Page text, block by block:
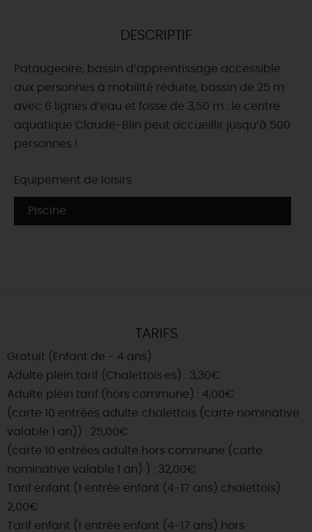
DEMAIN
CE WEEK-END
CETTE SEMAINE
TOUT L'AGENDA
DESCRIPTIF
Pataugeoire, bassin d’apprentissage accessible
aux personnes à mobilité réduite, bassin de 25 m
avec 6 lignes d’eau et fosse de 3,50 m : le centre
aquatique Claude-Blin peut accueillir jusqu’à 500
personnes !
Equipement de loisirs
Piscine
TARIFS
Gratuit (Enfant de - 4 ans)
Adulte plein tarif (Chalettois·es) : 3,30€
Adulte plein tarif (hors commune) : 4,00€
(carte 10 entrées adulte chalettois (carte nominative
valable 1 an)) : 25,00€
(carte 10 entrées adulte hors commune (carte
nominative valable 1 an) ) : 32,00€
Tarif enfant (1 entrée enfant (4-17 ans) chalettois) :
2,00€
Tarif enfant (1 entrée enfant (4-17 ans) hors